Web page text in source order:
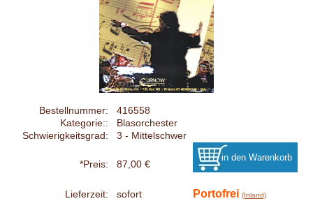
Bestellnummer:
416558
Kategorie::
Blasorchester
Schwierigkeitsgrad:
3 - Mittelschwer
*Preis: 87,00 €
Lieferzeit: sofort Portofrei (Inland)